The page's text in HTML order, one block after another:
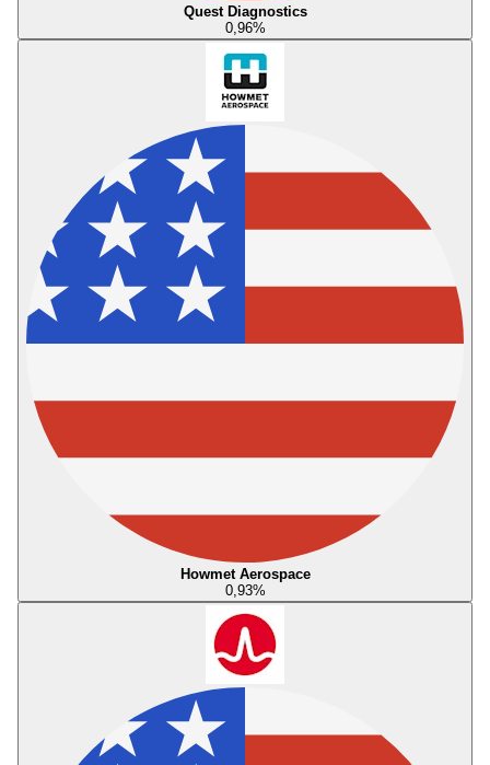
Quest Diagnostics
0,96%
Howmet Aerospace
0,93%